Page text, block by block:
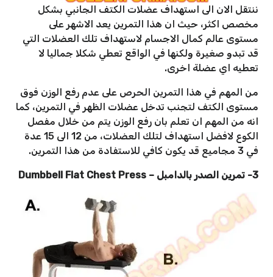
ننتقل الان الى استهداف عضلات الكتف الجانبي بشكل
مخصص اكثر، حيث ان هذا التمرين يعد الاشهر على
مستوى عالم كمال الاجسام لاستهداف تلك العضلات التي
قد تبدو صغيرة ولكنها في الواقع تعطي شكلا جماليا لا
تعطيه اي عضلة اخرى.
من المهم في هذا التمرين الحرص على عدم رفع الوزن فوق
مستوى الكتف لتجنب تدخل عضلات الظهر في التمرين، كما
انه من المهم ان تعلم بان رفع الوزن يتم من خلال مفصل
الكوع لافضل استهداف لتلك العضلات، من 12 الى 15 عدة
في 3 مجاميع قد يكون كافي للاستفادة من هذا التمرين.
3- تمرين الصدر بالدامبل – Dumbbell Flat Chest Press